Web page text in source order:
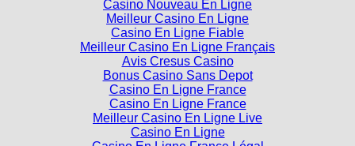
Casino Nouveau En Ligne
Meilleur Casino En Ligne
Casino En Ligne Fiable
Meilleur Casino En Ligne Français
Avis Cresus Casino
Bonus Casino Sans Depot
Casino En Ligne France
Casino En Ligne France
Meilleur Casino En Ligne Live
Casino En Ligne